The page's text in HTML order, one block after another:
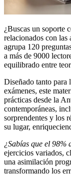
¿Buscas un soporte
relacionados con las
agrupa 120
a más de 9000
equilibrado entre
Diseñado tanto para
exámenes, este
prácticas desde la
contemporáneas,
sorprendentes y los
su lugar,
¿Sabías que el 98%
ejercicios variados,
una asimilación
transformando los